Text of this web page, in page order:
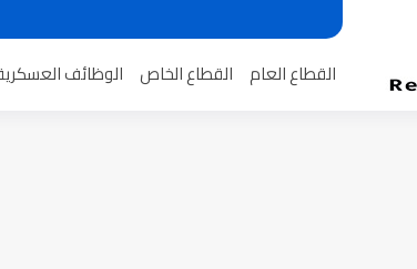
القطاع العام القطاع الخاص الوظائف